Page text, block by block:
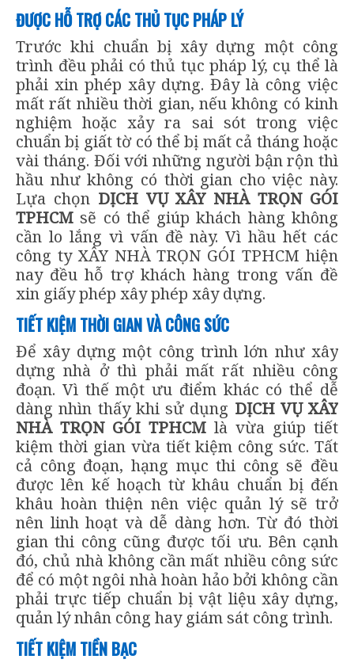
ĐƯỢC HỖ TRỢ CÁC THỦ TỤC PHÁP LÝ
Trước khi chuẩn bị xây dựng một công
trình đều phải có thủ tục pháp lý, cụ thể là
phải xin phép xây dựng. Đây là công việc
mất rất nhiều thời gian, nếu không có kinh
nghiệm hoặc xảy ra sai sót trong việc
chuẩn bị giất tờ có thể bị mất cả tháng hoặc
vài tháng. Đối với những người bận rộn thì
hầu như không có thời gian cho việc này.
Lựa chọn DỊCH VỤ XÂY NHÀ TRỌN GÓI
TPHCM sẽ có thể giúp khách hàng không
cần lo lắng vì vấn đề này. Vì hầu hết các
công ty XÂY NHÀ TRỌN GÓI TPHCM hiện
nay đều hỗ trợ khách hàng trong vấn đề
xin giấy phép xây phép xây dựng.
TIẾT KIỆM THỜI GIAN VÀ CÔNG SỨC
Để xây dựng một công trình lớn như xây
dựng nhà ở thì phải mất rất nhiều công
đoạn. Vì thế một ưu điểm khác có thể dễ
dàng nhìn thấy khi sử dụng DỊCH VỤ XÂY
NHÀ TRỌN GÓI TPHCM là vừa giúp tiết
kiệm thời gian vừa tiết kiệm công sức. Tất
cả công đoạn, hạng mục thi công sẽ đều
được lên kế hoạch từ khâu chuẩn bị đến
khâu hoàn thiện nên việc quản lý sẽ trở
nên linh hoạt và dễ dàng hơn. Từ đó thời
gian thi công cũng được tối ưu. Bên cạnh
đó, chủ nhà không cần mất nhiều công sức
để có một ngôi nhà hoàn hảo bởi không cần
phải trực tiếp chuẩn bị vật liệu xây dựng,
quản lý nhân công hay giám sát công trình.
TIẾT KIỆM TIỀN BẠC